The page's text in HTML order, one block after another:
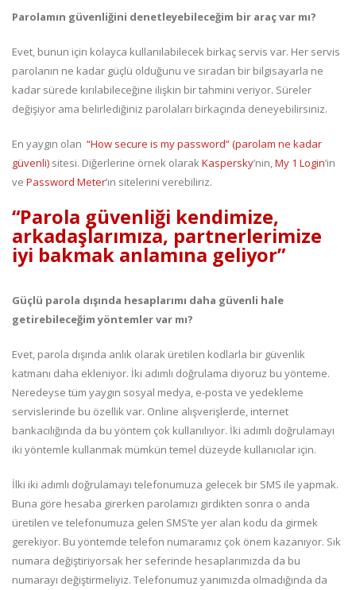
Parolamın güvenliğini denetleyebileceğim bir araç var mı?
Evet, bunun için kolayca kullanılabilecek birkaç servis var. Her servis
parolanın ne kadar güçlü olduğunu ve sıradan bir bilgisayarla ne
kadar sürede kırılabileceğine ilişkin bir tahmini veriyor. Süreler
değişiyor ama belirlediğiniz parolaları birkaçında deneyebilirsiniz.
En yaygın olan “How secure is my password” (parolam ne kadar
güvenli) sitesi. Diğerlerine örnek olarakKaspersky’nin,My 1 Login’in
ve Password Meter’ın sitelerini verebiliriz.
“Parola güvenliği kendimize,
arkadaşlarımıza, partnerlerimize
iyi bakmak anlamına geliyor”
Güçlü parola dışında hesaplarımı daha güvenli hale
getirebileceğim yöntemler var mı?
Evet, parola dışında anlık olarak üretilen kodlarla bir güvenlik
katmanı daha ekleniyor. İki adımlı doğrulama diyoruz bu yönteme.
Neredeyse tüm yaygın sosyal medya, e-posta ve yedekleme
servislerinde bu özellik var. Online alışverişlerde, internet
bankacılığında da bu yöntem çok kullanılıyor. İki adımlı doğrulamayı
iki yöntemle kullanmak mümkün temel düzeyde kullanıcılar için.
İlki iki adımlı doğrulamayı telefonumuza gelecek bir SMS ile yapmak.
Buna göre hesaba girerken parolamızı girdikten sonra o anda
üretilen ve telefonumuza gelen SMS’te yer alan kodu da girmek
gerekiyor. Bu yöntemde telefon numaramız çok önem kazanıyor. Sık
numara değiştiriyorsak her seferinde hesaplarımızda da bu
numarayı değiştirmeliyiz. Telefonumuz yanımızda olmadığında da